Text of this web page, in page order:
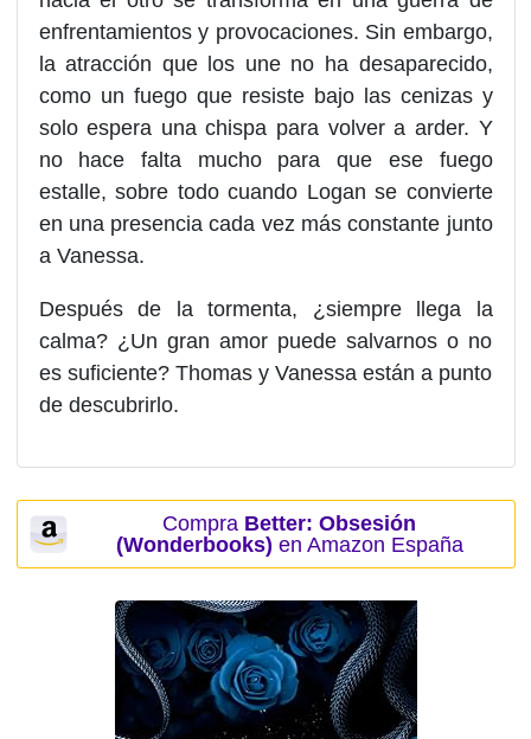
enfrentamientos y provocaciones. Sin embargo,
la atracción que los une no ha desaparecido,
como un fuego que resiste bajo las cenizas y
solo espera una chispa para volver a arder. Y
no hace falta mucho para que ese fuego
estalle, sobre todo cuando Logan se convierte
en una presencia cada vez más constante junto
a Vanessa.
Después de la tormenta, ¿siempre llega la
calma? ¿Un gran amor puede salvarnos o no
es suficiente? Thomas y Vanessa están a punto
de descubrirlo.
Compra Better: Obsesión
(Wonderbooks) en Amazon España